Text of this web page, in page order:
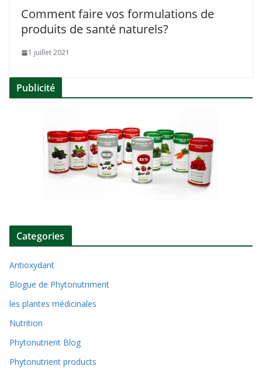
Comment faire vos formulations de
produits de santé naturels?
1 juillet 2021
Publicité
Categories
Antioxydant
Blogue de Phytonutriment
les plantes médicinales
Nutrition
Phytonutrient Blog
Phytonutrient products